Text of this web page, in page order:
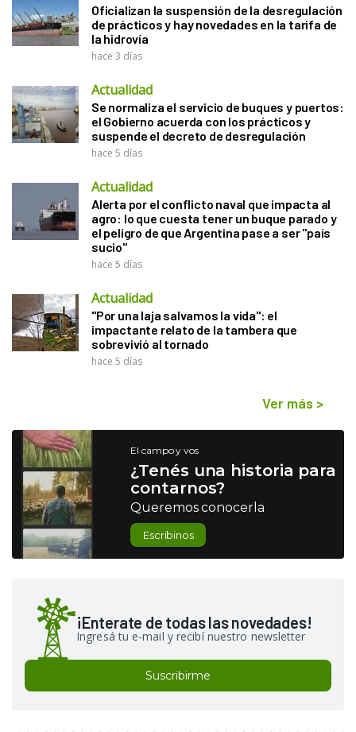
Oficializan la suspensión de la desregulación
de prácticos y hay novedades en la tarifa de
la hidrovía
hace 3 días
Actualidad
Se normaliza el servicio de buques y puertos:
el Gobierno acuerda con los prácticos y
suspende el decreto de desregulación
hace 5 días
Actualidad
Alerta por el conflicto naval que impacta al
agro: lo que cuesta tener un buque parado y
el peligro de que Argentina pase a ser "país
sucio"
hace 5 días
Actualidad
"Por una laja salvamos la vida": el
impactante relato de la tambera que
sobrevivió al tornado
hace 5 días
Ver más >
El campo y vos
¿Tenés una historia para
contarnos?
Queremos conocerla
Escribinos
¡Enterate de todas las novedades!
Ingresá tu e-mail y recibí nuestro newsletter
Suscribirme